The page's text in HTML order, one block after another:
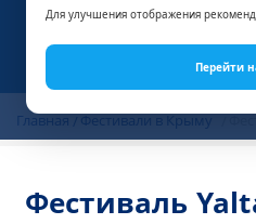
Для улучшения отображения
Перейти
Главная Фестивали в Крыму
Фестиваль